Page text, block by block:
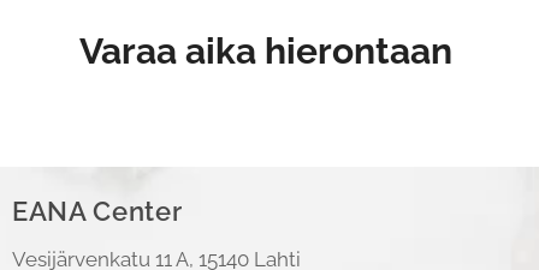
Varaa aika hierontaan
EANA Center
Vesijärvenkatu 11 A, 15140 Lahti